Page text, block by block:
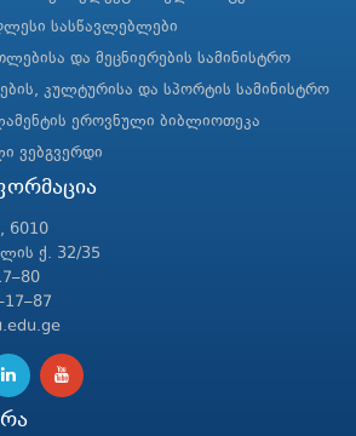
სასწავლებლები
და მეცნიერების სამინისტრო
კულტურისა და სპორტის სამინისტრო
ეროვნული ბიბლიოთეკა
ვებგვერდი
6010
ქ. 32/35